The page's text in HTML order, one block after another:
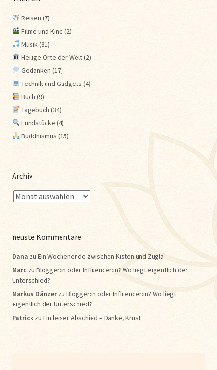
Reisen (7)
Filme und Kino (2)
Musik(31)
Heilige Orte der Welt(2)
Gedanken (17)
Technik und Gadgets (4)
Buch (9)
Tagebuch (34)
Fundstücke (4)
Buddhismus (15)
Archiv
neuste Kommentare
Dana zu Ein Wochenende zwischen Kisten und Züglä
Marc zu Blogger:in oder Influencer:in? Wo liegt eigentlich der
Unterschied?
Markus Dänzerzu Blogger:in oder Influencer:in? Wo liegt
eigentlich der Unterschied?
Patrick zu Ein leiser Abschied – Danke, Krust